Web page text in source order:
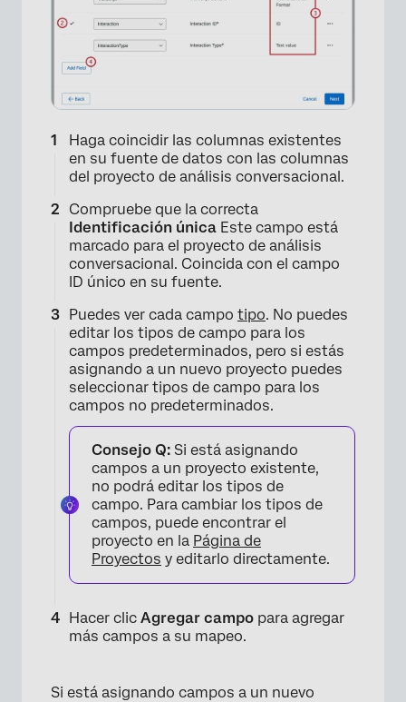
×
Haga coincidir las columnas existentes
en su fuente de datos con las columnas
del proyecto de análisis conversacional.
Compruebe que la correcta
Identificación única Este campo está
marcado para el proyecto de análisis
conversacional. Coincida con el campo
ID único en su fuente.
Puedes ver cada campo tipo. No puedes
editar los tipos de campo para los
campos predeterminados, pero si estás
asignando a un nuevo proyecto puedes
seleccionar tipos de campo para los
campos no predeterminados.
Consejo Q: Si está asignando
campos a un proyecto existente,
no podrá editar los tipos de
campo. Para cambiar los tipos de
campos, puede encontrar el
proyecto en la Página de
Proyectos y editarlo directamente.
Hacer clic Agregar campo para agregar
más campos a su mapeo.
Si está asignando campos a un nuevo